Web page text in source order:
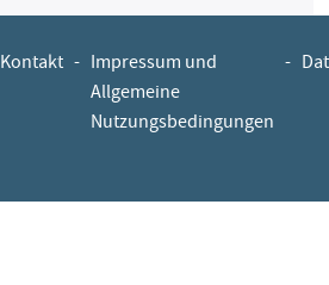
Kontakt - Impressum und
Allgemeine
Nutzungsbedingungen
-